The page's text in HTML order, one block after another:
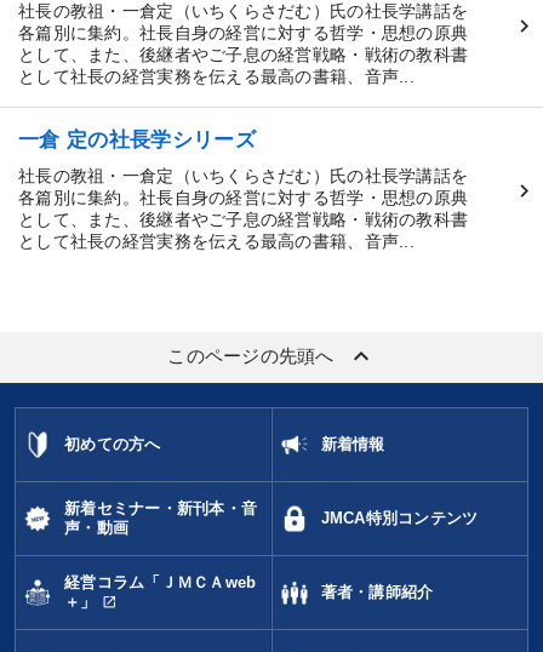
社長の教祖・一倉定（いちくらさだむ）氏の社長学講話を
各篇別に集約。社長自身の経営に対する哲学・思想の原典
として、また、後継者やご子息の経営戦略・戦術の教科書
として社長の経営実務を伝える最高の書籍、音声...
一倉 定の社長学シリーズ
社長の教祖・一倉定（いちくらさだむ）氏の社長学講話を
各篇別に集約。社長自身の経営に対する哲学・思想の原典
として、また、後継者やご子息の経営戦略・戦術の教科書
として社長の経営実務を伝える最高の書籍、音声...
このページの先頭へ keyboard_arrow_up
初めての方へ 新着情報
新着セミナー・新刊本・音
声・動画
JMCA特別コンテンツ
経営コラム「ＪＭＣＡweb
＋」
open_in_new
著者・講師紹介